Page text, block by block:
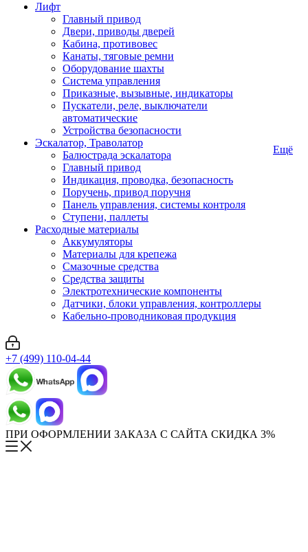
Лифт
Главный привод
Двери, приводы дверей
Кабина, противовес
Канаты, тяговые ремни
Оборудование шахты
Система управления
Приказные, вызывные, индикаторы
Пускатели, реле, выключатели
автоматические
Устройства безопасности
Эскалатор, Траволатор
Балюстрада эскалатора
Главный привод
Индикация, проводка, безопасность
Поручень, привод поручня
Панель управления, системы контроля
Ступени, паллеты
Расходные материалы
Аккумуляторы
Материалы для крепежа
Смазочные средства
Средства защиты
Электротехнические компоненты
Датчики, блоки управления, контроллеры
Кабельно-проводниковая продукция
Ещё
+7 (499) 110-04-44
ПРИ ОФОРМЛЕНИИ ЗАКАЗА С САЙТА СКИДКА 3%